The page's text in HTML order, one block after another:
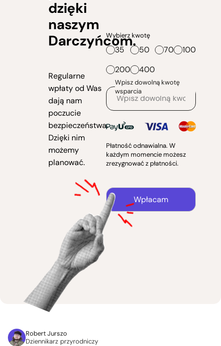
dzięki
naszym
Darczyńcom.
Regularne
wpłaty od Was
dają nam
poczucie
bezpieczeństwa.
Dzięki nim
możemy
planować.
Wybierz kwotę
35 50 70
100
200
400
Wpisz dowolną kwotę
wsparcia
Płatność odnawialna. W
każdym momencie możesz
zrezygnować z płatności.
Wpłacam
Robert Jurszo
Dziennikarz przyrodniczy